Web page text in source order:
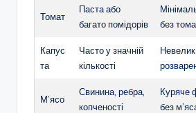
Томат
Паста або
багато помідорів
без
Капус
та
Часто у значній
кількості
М’ясо
Свинина, ребра,
копченості
Куряче
без